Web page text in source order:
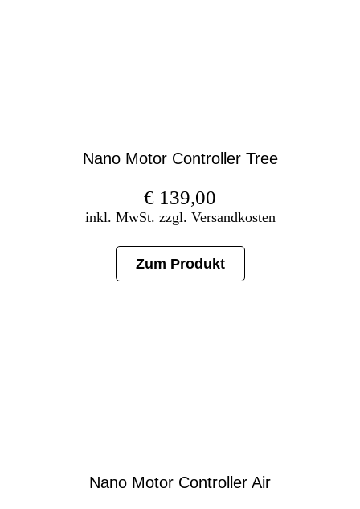
Nano Motor Controller Tree
€ 139,00
inkl. MwSt. zzgl. Versandkosten
Zum Produkt
Nano Motor Controller Air